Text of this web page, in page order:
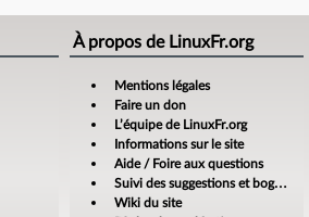
À propos de LinuxFr.org
Mentions légales
Faire un don
L’équipe de LinuxFr.org
Informations sur le site
Aide / Foire aux questions
Suivi des suggestions et bogues
Wiki du site